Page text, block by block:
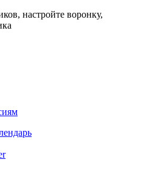
настройте воронку,